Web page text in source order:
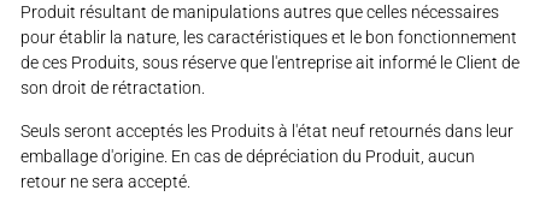
Produit résultant de manipulations autres que celles nécessaires
pour établir la nature, les caractéristiques et le bon fonctionnement
de ces Produits, sous réserve que l'entreprise ait informé le Client de
son droit de rétractation.
Seuls seront acceptés les Produits à l'état neuf retournés dans leur
emballage d'origine. En cas de dépréciation du Produit, aucun
retour ne sera accepté.